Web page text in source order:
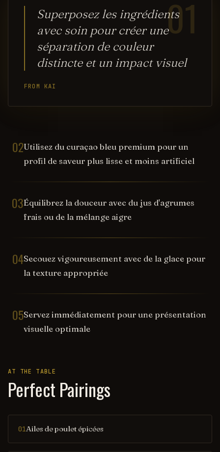
01
Superposez les ingrédients
avec soin pour créer une
séparation de couleur
distincte et un impact visuel
FROM KAI
02Utilisez du curaçao bleu premium pour un
profil de saveur plus lisse et moins artificiel
03Équilibrez la douceur avec du jus d'agrumes
frais ou de la mélange aigre
04Secouez vigoureusement avec de la glace pour
la texture appropriée
05Servez immédiatement pour une présentation
visuelle optimale
AT THE TABLE
Perfect Pairings
01Ailes de poulet épicées